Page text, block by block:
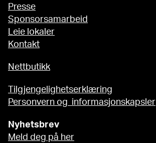
Presse
Sponsorsamarbeid
Leie lokaler
Kontakt
Nettbutikk
Tilgjengelighetserklæring
Personvern og informasjonskapsler
Nyhetsbrev
Meld deg på her